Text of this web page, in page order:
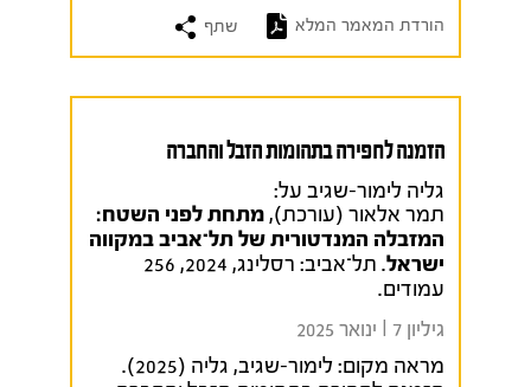
הורדת המאמר המלא שתף
הזמנה לחפירה בתהומות הזבל והחברה
גליה לימור-שגיב על:
תמר אלאור (עורכת),מתחת לפני השטח:
המזבלה המנדטורית של תל־אביב במקווה
ישראל
. תל־אביב: רסלינג, 2024, 256
עמודים.
גיליון 7 I ינואר 2025
מראה מקום:
לימור-שגיב, גליה (2025).